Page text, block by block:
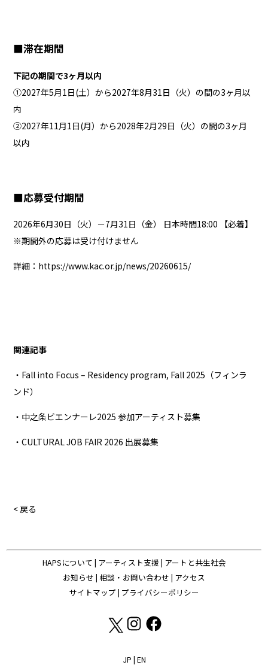
■滞在期間
下記の期間で3ヶ月以内
①2027年5月1日(土）から2027年8月31日（火）の間の3ヶ月以
内
②2027年11月1日(月）から2028年2月29日（火）の間の3ヶ月
以内
■応募受付期間
2026年6月30日（火）－7月31日（金） 日本時間18:00 【必着】
※期間外の応募は受け付けません
詳細： https://www.kac.or.jp/news/20260615/
関連記事
・Fall into Focus – Residency program, Fall 2025（フィンラ
ンド）
・中之条ビエンナーレ2025 参加アーティスト募集
・CULTURAL JOB FAIR 2026 出展募集
< 戻る
HAPSについて | アーティスト支援 | アートと共生社会
お知らせ | 相談・お問い合わせ | アクセス
サイトマップ | プライバシーポリシー
JP | EN